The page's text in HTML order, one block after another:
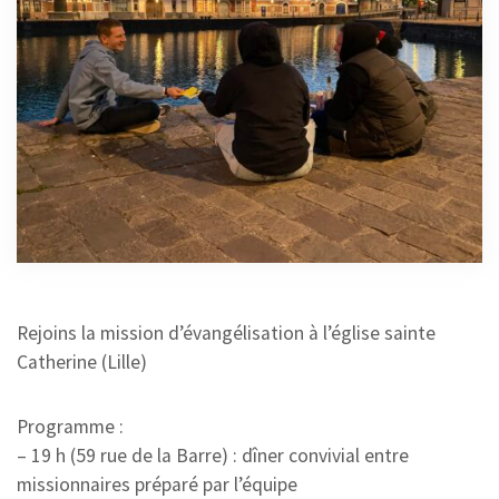
LILLE 10 DÉCEMBRE 2024
Rejoins la mission d’évangélisation à l’église sainte
Catherine (Lille)
Programme :
– 19 h (59 rue de la Barre) : dîner convivial entre
missionnaires préparé par l’équipe